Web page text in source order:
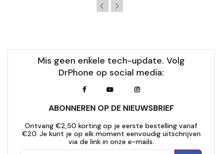
Mis geen enkele tech-update. Volg
DrPhone op social media:
ABONNEREN OP DE NIEUWSBRIEF
Ontvang €2,50 korting op je eerste bestelling vanaf
€20. Je kunt je op elk moment eenvoudig uitschrijven
via de link in onze e-mails.